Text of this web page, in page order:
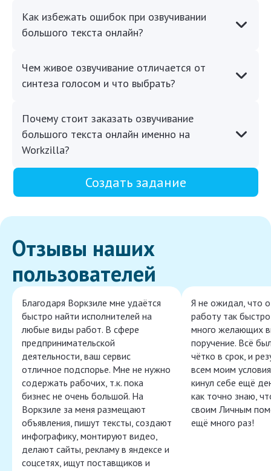
Как избежать ошибок при озвучивании
большого текста онлайн?
Чем живое озвучивание отличается от
синтеза голосом и что выбрать?
Почему стоит заказать озвучивание
большого текста онлайн именно на
Workzilla?
Создать задание
Отзывы наших
пользователей
Благодаря Воркзиле мне удаётся
быстро найти исполнителей на
любые виды работ. В сфере
предпринимательской
деятельности, ваш сервис
отличное подспорье. Мне не нужно
содержать рабочих, т.к. пока
бизнес не очень большой. На
Воркзиле за меня размещают
объявления, пишут тексты, создают
инфографику, монтируют видео,
делают сайты, рекламу в яндексе и
соцсетях, ищут поставщиков и
Я не ожидал, что
работу так
много желающих
поручение. Всё
чётко в срок, и
всем моим
кинул себе ещё
как точно знаю,
своим Личным
ещё много раз!